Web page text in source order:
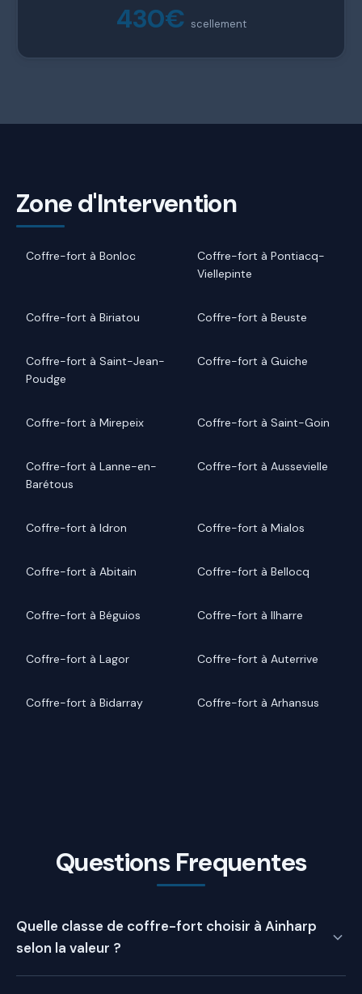
430€ scellement
Zone d'Intervention
Coffre-fort à Bonloc
Coffre-fort à Pontiacq-
Viellepinte
Coffre-fort à Biriatou Coffre-fort à Beuste
Coffre-fort à Saint-Jean-
Poudge
Coffre-fort à Guiche
Coffre-fort à Mirepeix Coffre-fort à Saint-Goin
Coffre-fort à Lanne-en-
Barétous
Coffre-fort à Aussevielle
Coffre-fort à Idron Coffre-fort à Mialos
Coffre-fort à Abitain Coffre-fort à Bellocq
Coffre-fort à Béguios Coffre-fort à Ilharre
Coffre-fort à Lagor Coffre-fort à Auterrive
Coffre-fort à Bidarray Coffre-fort à Arhansus
Questions Frequentes
Quelle classe de coffre-fort choisir à Ainharp
selon la valeur ?